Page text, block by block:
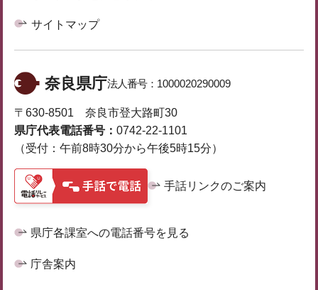
サイトマップ
奈良県庁法人番号： 1000020290009
〒630-8501 奈良市登大路町30
県庁代表電話番号： 0742-22-1101
（受付：午前8時30分から午後5時15分）
手話リンクのご案内
県庁各課室への電話番号を見る
庁舎案内